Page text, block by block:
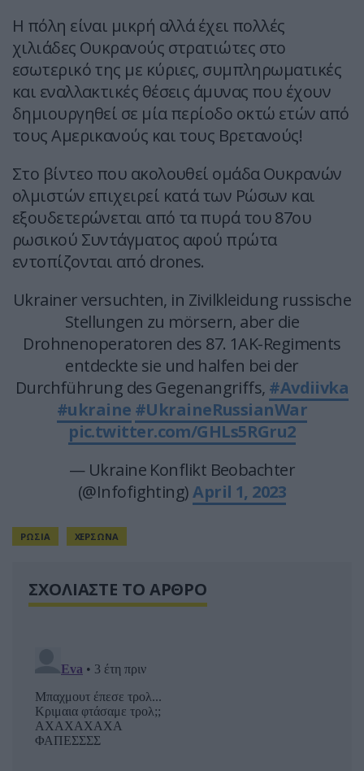
Η πόλη είναι μικρή αλλά έχει πολλές
χιλιάδες Ουκρανούς στρατιώτες στο
εσωτερικό της με κύριες, συμπληρωματικές
και εναλλακτικές θέσεις άμυνας που έχουν
δημιουργηθεί σε μία περίοδο οκτώ ετών από
τους Αμερικανούς και τους Βρετανούς!
Στο βίντεο που ακολουθεί ομάδα Ουκρανών
ολμιστών επιχειρεί κατά των Ρώσων και
εξουδετερώνεται από τα πυρά του 87ου
ρωσικού Συντάγματος αφού πρώτα
εντοπίζονται από drones.
Ukrainer versuchten, in Zivilkleidung russische
Stellungen zu mörsern, aber die
Drohnenoperatoren des 87. 1AK-Regiments
entdeckte sie und halfen bei der
Durchführung des Gegenangriffs, #Avdiivka
#ukraine #UkraineRussianWar
pic.twitter.com/GHLs5RGru2
— Ukraine Konflikt Beobachter
(@Infofighting)April 1, 2023
ΡΩΣΙΑ ΧΕΡΣΩΝΑ
ΣΧΟΛΙΑΣΤΕ ΤΟ ΑΡΘΡΟ